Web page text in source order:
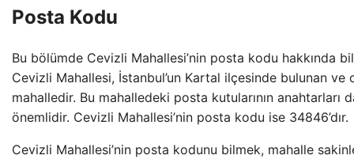
Posta Kodu
Bu bölümde Cevizli Mahallesi’nin posta kodu hakkında
Cevizli Mahallesi, İstanbul’un Kartal ilçesinde bulunan
mahalledir. Bu mahalledeki posta kutularının anahtarları
önemlidir. Cevizli Mahallesi’nin posta kodu ise 34846’dır.
Cevizli Mahallesi’nin posta kodunu bilmek, mahalle